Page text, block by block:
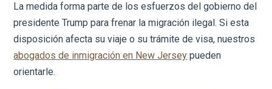
La medida forma parte de los esfuerzos del gobierno del
presidente Trump para frenar la migración ilegal. Si esta
disposición afecta su viaje o su trámite de visa, nuestros
abogados de inmigración en New Jersey pueden
orientarle.